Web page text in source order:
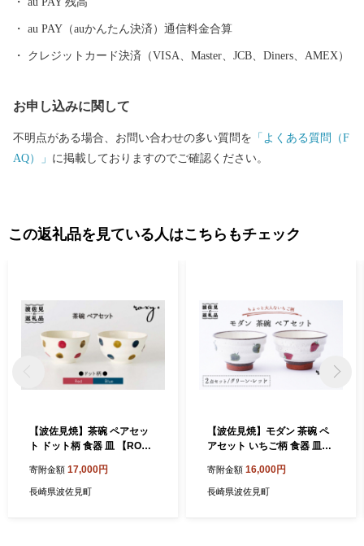
彩るおしゃれで機能的な日用和食器の一大産地として、全国的に
も高いシェアを誇っています。（すでに皆さまの食卓にも、波佐
見で作られたやきものがあるかも！？）窯元、棚田、温泉など、
au PAY（auかんたん決済）通信料金合算
クレジットカード決済（VISA、Master、JCB、Diners、AMEX）
お申し込みに関して
不明点がある場合、お問い合わせの多い質問を 「よくある質問（F
AQ）」 に掲載しておりますのでご確認ください。
この返礼品を見ている人はこちらもチェック
【波佐見焼】茶碗 ペアセッ
ト ドット柄 食器 皿 【ROX
寄附金額 17,000円
長崎県波佐見町
【波佐見焼】モダン 茶碗 ペ
アセット いちご柄 食器 皿
3]
寄附金額 16,000円
長崎県波佐見町